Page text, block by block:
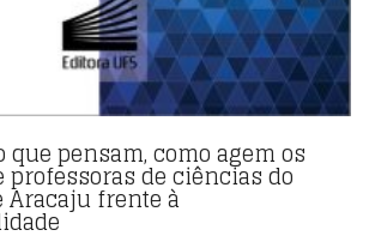
que pensam, como agem os
professoras de ciências do
frente à